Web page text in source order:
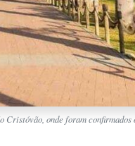
Cristóvão, onde foram